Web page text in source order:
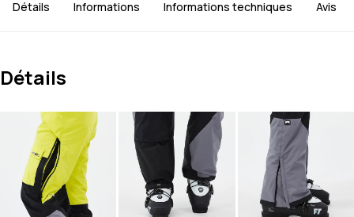
Détails Informations Informations techniques Avis
Détails